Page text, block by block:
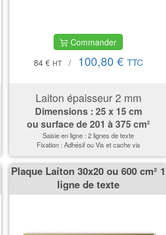
Commander
84 € HT / 100,80 € TTC
Laiton épaisseur 2 mm
Dimensions : 25 x 15 cm
ou surface de201 à 375 cm²
Saisie en ligne : 2 lignes de texte
Fixation : Adhésif ou Vis et cache vis
Plaque Laiton 30x20 ou 600 cm² 1
ligne de texte